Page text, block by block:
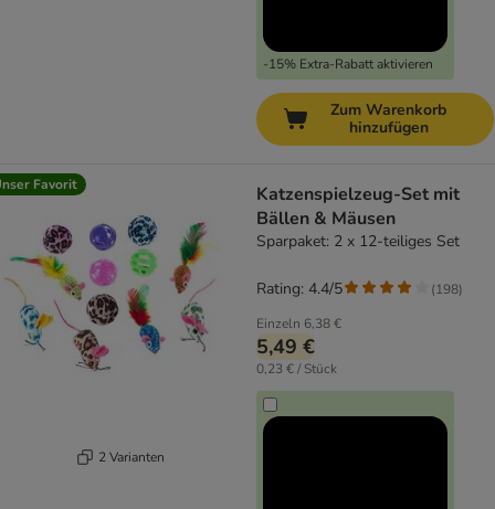
-15% Extra-Rabatt aktivieren
Zum Warenkorb
hinzufügen
Favorit
2 Varianten
Katzenspielzeug-Set mit
Bällen & Mäusen
Sparpaket: 2 x 12-teiliges Set
Einzeln 6,38 €
5,49 €
0,23 € / Stück
Rating: 4.4/5 (198)